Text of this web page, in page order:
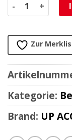
Zur
Kategorie:
Brand: UP